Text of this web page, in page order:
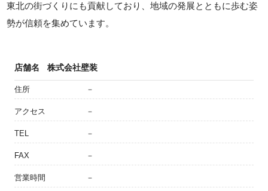
東北の街づくりにも貢献しており、地域の発展とともに歩む姿
勢が信頼を集めています。
店舗名 株式会社壁装
住所 －
アクセス －
TEL －
FAX －
営業時間 －